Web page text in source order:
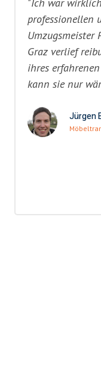
professionellen
Umzugsmeister
Graz verlief
ihres
kann sie nur
Jürgen